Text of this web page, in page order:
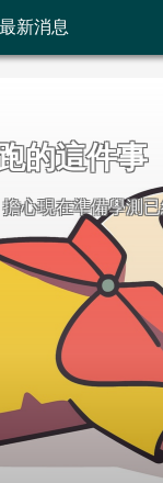
最新消息
你讀書沒動力、不